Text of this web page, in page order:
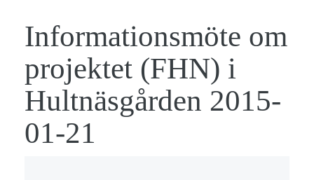
Informationsmöte om
projektet (FHN) i
Hultnäsgården 2015-
01-21